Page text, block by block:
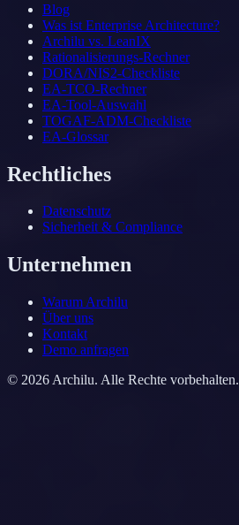
Blog
Was ist Enterprise Architecture?
Archilu vs. LeanIX
Rationalisierungs-Rechner
DORA/NIS2-Checkliste
EA-TCO-Rechner
EA-Tool-Auswahl
TOGAF-ADM-Checkliste
EA-Glossar
Rechtliches
Datenschutz
Sicherheit & Compliance
Unternehmen
Warum Archilu
Über uns
Kontakt
Demo anfragen
© 2026 Archilu. Alle Rechte vorbehalten.